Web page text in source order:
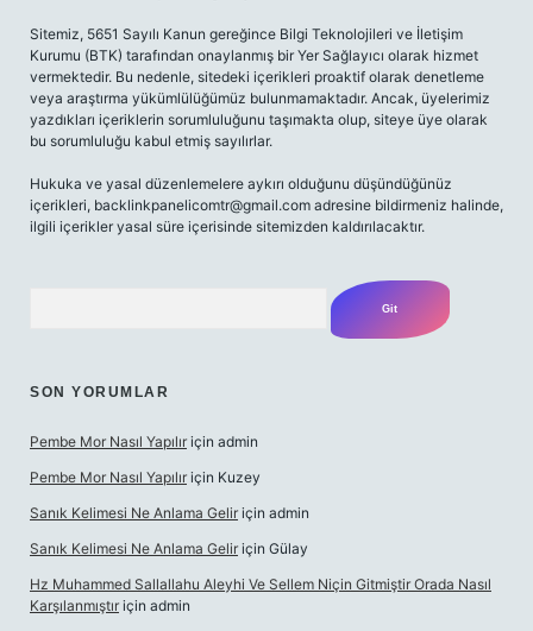
Sitemiz, 5651 Sayılı Kanun gereğince Bilgi Teknolojileri ve İletişim
Kurumu (BTK) tarafından onaylanmış bir Yer Sağlayıcı olarak hizmet
vermektedir. Bu nedenle, sitedeki içerikleri proaktif olarak denetleme
veya araştırma yükümlülüğümüz bulunmamaktadır. Ancak, üyelerimiz
yazdıkları içeriklerin sorumluluğunu taşımakta olup, siteye üye olarak
bu sorumluluğu kabul etmiş sayılırlar.
Hukuka ve yasal düzenlemelere aykırı olduğunu düşündüğünüz
içerikleri, backlinkpanelicomtr@gmail.com adresine bildirmeniz halinde,
ilgili içerikler yasal süre içerisinde sitemizden kaldırılacaktır.
SON YORUMLAR
Pembe Mor Nasıl Yapılır için admin
Pembe Mor Nasıl Yapılır için Kuzey
Sanık Kelimesi Ne Anlama Gelir için admin
Sanık Kelimesi Ne Anlama Gelir için Gülay
Hz Muhammed Sallallahu Aleyhi Ve Sellem Niçin Gitmiştir Orada Nasıl
Karşılanmıştır için admin